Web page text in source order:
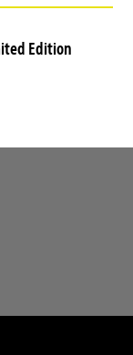
Edition